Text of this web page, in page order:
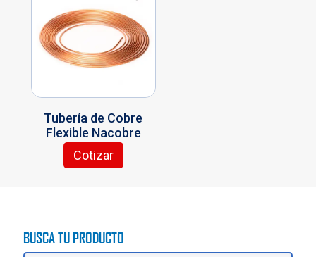
Tubería de Cobre
Flexible Nacobre
Cotizar
Este
Las
opciones
BUSCA TU PRODUCTO